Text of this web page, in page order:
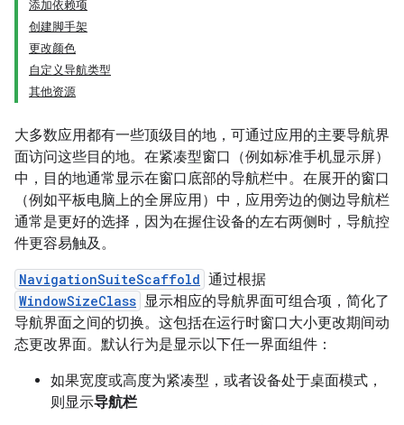
添加依赖项
创建脚手架
更改颜色
自定义导航类型
其他资源
大多数应用都有一些顶级目的地，可通过应用的主要导航界
面访问这些目的地。在紧凑型窗口（例如标准手机显示屏）
中，目的地通常显示在窗口底部的导航栏中。在展开的窗口
（例如平板电脑上的全屏应用）中，应用旁边的侧边导航栏
通常是更好的选择，因为在握住设备的左右两侧时，导航控
件更容易触及。
NavigationSuiteScaffold 通过根据
WindowSizeClass 显示相应的导航界面可组合项，简化了
导航界面之间的切换。这包括在运行时窗口大小更改期间动
态更改界面。默认行为是显示以下任一界面组件：
如果宽度或高度为紧凑型，或者设备处于桌面模式，
则显示导航栏